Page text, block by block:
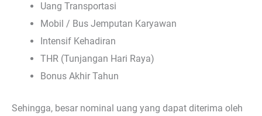
Uang Transportasi
Mobil / Bus Jemputan Karyawan
Intensif Kehadiran
THR (Tunjangan Hari Raya)
Bonus Akhir Tahun
Sehingga, besar nominal uang yang dapat diterima oleh